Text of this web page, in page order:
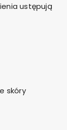
ustępują
skóry